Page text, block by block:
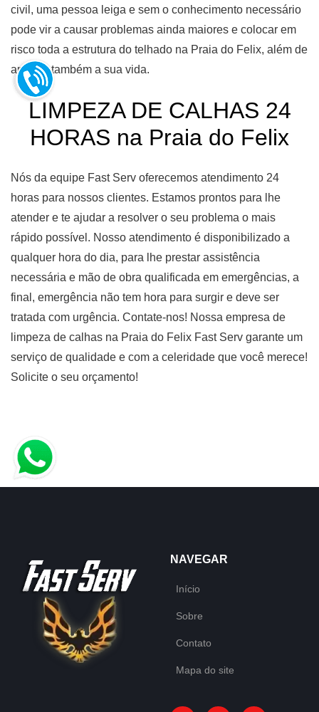
civil, uma pessoa leiga e sem o conhecimento necessário
pode vir a causar problemas ainda maiores e colocar em
risco toda a estrutura do telhado na Praia do Felix, além de
arriscar também a sua vida.
LIMPEZA DE CALHAS 24
HORAS na Praia do Felix
Nós da equipe Fast Serv oferecemos atendimento 24
horas para nossos clientes. Estamos prontos para lhe
atender e te ajudar a resolver o seu problema o mais
rápido possível. Nosso atendimento é disponibilizado a
qualquer hora do dia, para lhe prestar assistência
necessária e mão de obra qualificada em emergências, a
final, emergência não tem hora para surgir e deve ser
tratada com urgência. Contate-nos! Nossa empresa de
limpeza de calhas na Praia do Felix Fast Serv garante um
serviço de qualidade e com a celeridade que você merece!
Solicite o seu orçamento!
NAVEGAR
Início
Sobre
Contato
Mapa do site